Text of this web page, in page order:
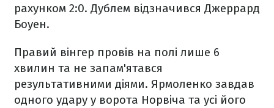
рахунком 2:0. Дублем відзначився Джеррард
Боуен.
Правий вінгер провів на полі лише 6
хвилин та не запам'ятався
результативними діями. Ярмоленко завдав
одного удару у ворота Норвіча та усі його